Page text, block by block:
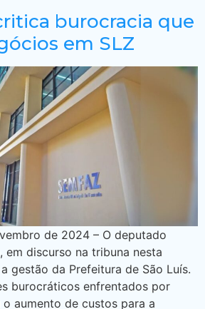
burocracia que
em SLZ
de 2024 – O deputado
em discurso na tribuna nesta
gestão da Prefeitura de São Luís.
burocráticos enfrentados por
aumento de custos para a